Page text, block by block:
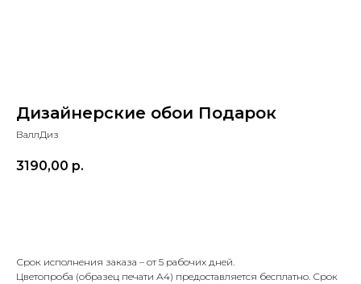
Дизайнерские обои Подарок
ВаллДиз
3190,00 р.
Срок исполнения заказа – от 5 рабочих дней.
Цветопроба (образец печати А4) предоставляется бесплатно. Срок